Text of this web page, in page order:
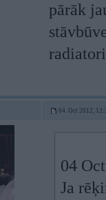
pārāk
04. Oct 2012,
04
Ja